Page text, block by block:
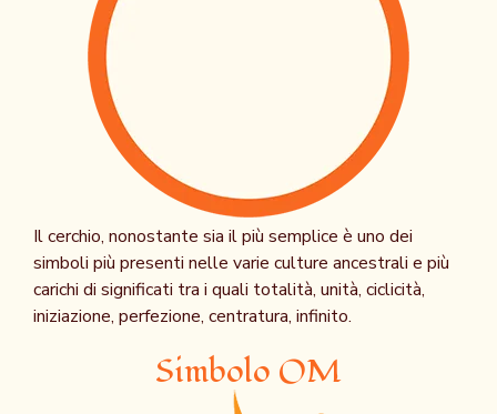
Il cerchio, nonostante sia il più semplice è uno dei
simboli più presenti nelle varie culture ancestrali e più
carichi di significati tra i quali totalità, unità, ciclicità,
iniziazione, perfezione, centratura, infinito.
Simbolo OM